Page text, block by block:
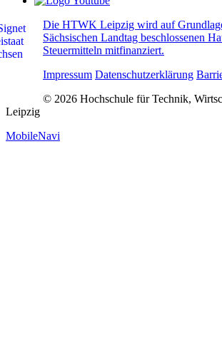
Die HTWK Leipzig wird auf
Sächsischen Landtag beschlossenen
Steuermitteln mitfinanziert.
Impressum Datenschutzerklärung
© 2026 Hochschule für Technik,
Leipzig
MobileNavi